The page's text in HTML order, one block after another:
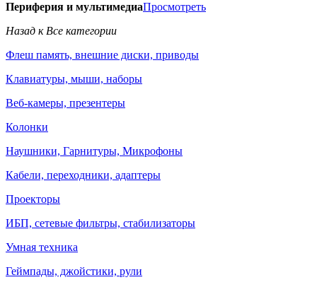
Периферия и мультимедиаПросмотреть
Назад к Все категории
Флеш память, внешние диски, приводы
Клавиатуры, мыши, наборы
Веб-камеры, презентеры
Колонки
Наушники, Гарнитуры, Микрофоны
Кабели, переходники, адаптеры
Проекторы
ИБП, сетевые фильтры, стабилизаторы
Умная техника
Геймпады, джойстики, рули